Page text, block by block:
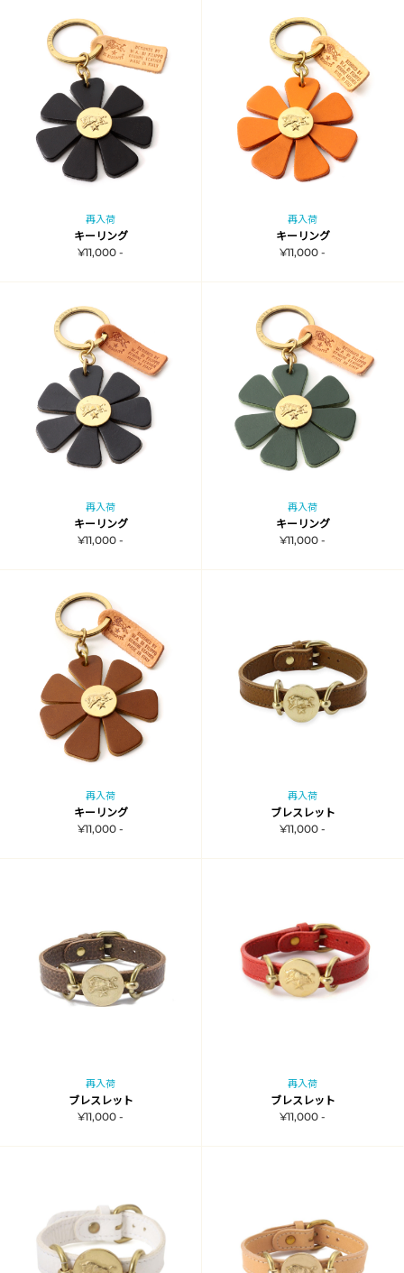
再入荷
キーリング
¥11,000 -
再入荷
キーリング
¥11,000 -
再入荷
キーリング
¥11,000 -
再入荷
キーリング
¥11,000 -
再入荷
キーリング
¥11,000 -
再入荷
ブレスレット
¥11,000 -
再入荷
ブレスレット
¥11,000 -
再入荷
ブレスレット
¥11,000 -